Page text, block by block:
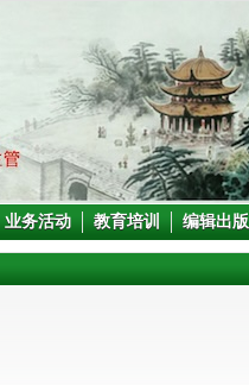
业务活动 教育培训 编辑出版